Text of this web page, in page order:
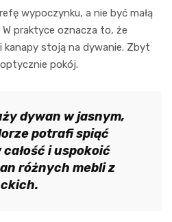
wypoczynku, a nie być małą
praktyce oznacza to, że
kanapy stoją na dywanie. Zbyt
pokój.
dywan w jasnym,
potrafi spiąć
i uspokoić
różnych mebli z